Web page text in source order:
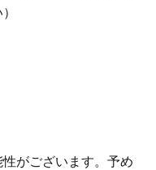
がございます。予め